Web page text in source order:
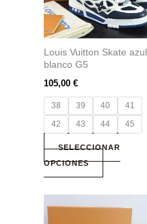
Louis Vuitton Skate azul
blanco G5
105,00 €
38 39 40
41
42
43 44 45
SELECCIONAR
OPCIONES
Las
opciones
se
pueden
la
página
de
producto
producto